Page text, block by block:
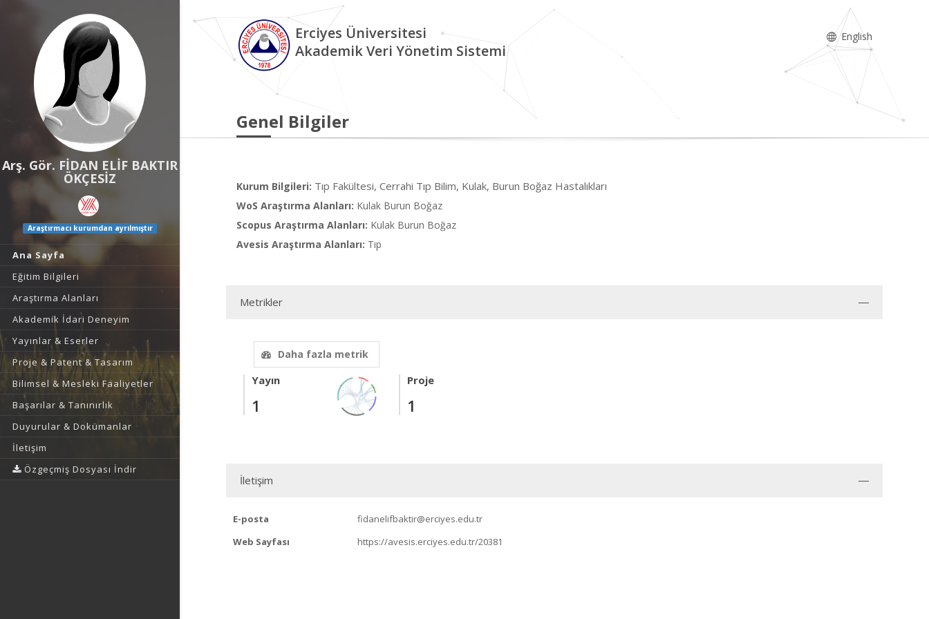
Arş. Gör. FİDAN ELİF BAKTIR
ÖKÇESİZ
Araştırmacı kurumdan ayrılmıştır
Ana Sayfa
Eğitim Bilgileri
Araştırma Alanları
Akademik İdari Deneyim
Yayınlar & Eserler
Proje & Patent & Tasarım
Bilimsel & Mesleki Faaliyetler
Başarılar & Tanınırlık
Duyurular & Dokümanlar
İletişim
Özgeçmiş Dosyası İndir
Erciyes Üniversitesi
Akademik Veri Yönetim Sistemi
English
Genel Bilgiler
Kurum Bilgileri: Tıp Fakültesi, Cerrahi Tıp Bilim, Kulak, Burun Boğaz Hastalıkları
WoS Araştırma Alanları: Kulak Burun Boğaz
Scopus Araştırma Alanları: Kulak Burun Boğaz
Avesis Araştırma Alanları: Tıp
Metrikler
Daha fazla metrik
Yayın
1
Proje
1
İletişim
E-posta
fidanelifbaktir@erciyes.edu.tr
Web Sayfası
https://avesis.erciyes.edu.tr/20381